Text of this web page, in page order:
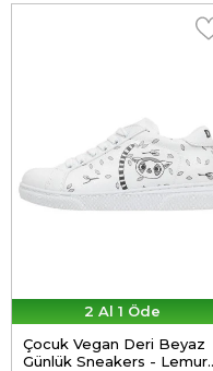
2 Al 1 Öde
Çocuk Vegan Deri Beyaz
Günlük Sneakers - Lemur